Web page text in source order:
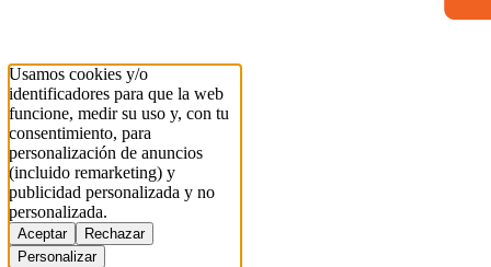
Usamos cookies y/o
identificadores para que la web
funcione, medir su uso y, con tu
consentimiento, para
personalización de anuncios
(incluido remarketing) y
publicidad personalizada y no
personalizada.
Aceptar
Rechazar
Personalizar